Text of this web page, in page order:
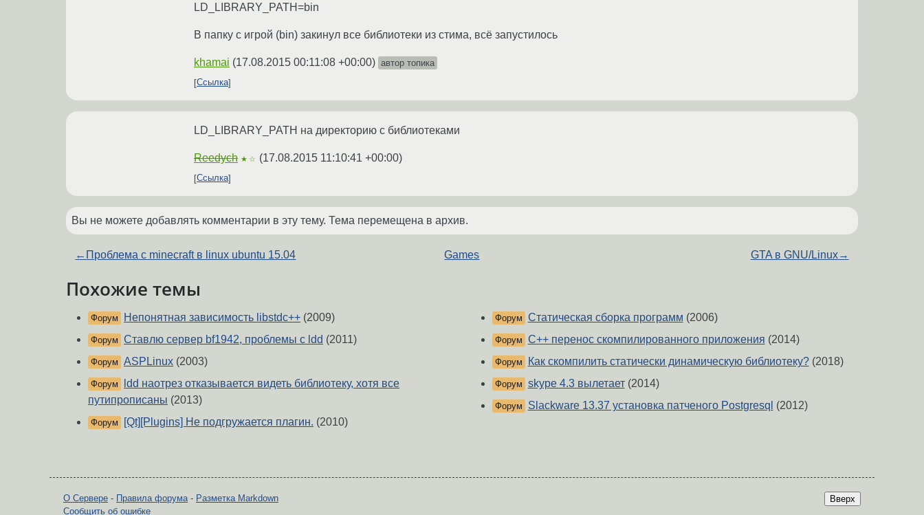
LD_LIBRARY_PATH=bin
В папку с игрой (bin) закинул все библиотеки из стима, всё запустилось
khamai (17.08.2015 00:11:08 +00:00) автор топика
Ссылка
LD_LIBRARY_PATH на директорию с библиотеками
Reedych ★☆ (17.08.2015 11:10:41 +00:00)
Ссылка
Вы не можете добавлять комментарии в эту тему. Тема перемещена в архив.
← Проблема с minecraft в linux ubuntu 15.04 Games GTA в GNU/Linux→
Похожие темы
Форум Непонятная зависимость libstdc++ (2009)
Форум Ставлю сервер bf1942, проблемы с ldd (2011)
Форум ASPLinux (2003)
Форум
ldd наотрез отказывается видеть библиотеку, хотя все
путипрописаны (2013)
Форум [Qt][Plugins] Не подгружается плагин. (2010)
Форум Статическая сборка программ (2006)
Форум C++ перенос скомпилированного приложения (2014)
Форум Как скомпилить статически динамическую библиотеку?(2018)
Форум skype 4.3 вылетает(2014)
Форум Slackware 13.37 установка патченого Postgresql (2012)
Вверх
О Сервере - Правила форума- Разметка Markdown
Сообщить об ошибке